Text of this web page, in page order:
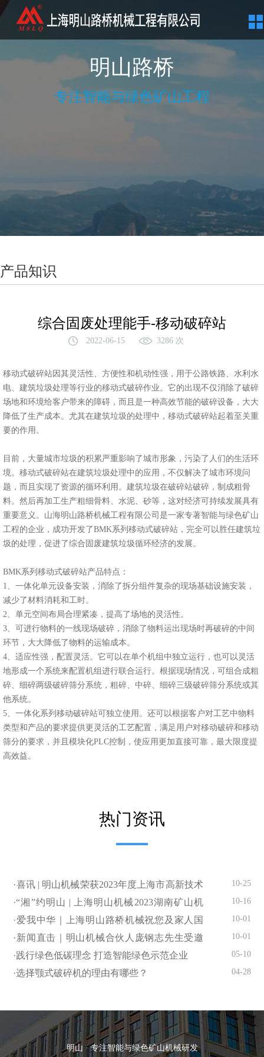
明山路桥
专注智能与绿色矿山工程
产品知识
综合固废处理能手-移动破碎站
2022-06-15 3286 次
移动式破碎站因其灵活性、方便性和机动性强，用于公路铁路、水利水
电、建筑垃圾处理等行业的移动式破碎作业。它的出现不仅消除了破碎
场地和环境给客户带来的障碍，而且是一种高效节能的破碎设备，大大
降低了生产成本。尤其在建筑垃圾的处理中，移动式破碎站起着至关重
要的作用。
目前，大量城市垃圾的积累严重影响了城市形象，污染了人们的生活环
境。移动式破碎站在建筑垃圾处理中的应用，不仅解决了城市环境问
题，而且实现了资源的循环利用。建筑垃圾在破碎站破碎，制成粗骨
料。然后再加工生产粗细骨料、水泥、砂等，这对经济可持续发展具有
重要意义。山海明山路桥机械工程有限公司是一家专著智能与绿色矿山
工程的企业，成功开发了BMK系列移动式破碎站，完全可以胜任建筑垃
圾的处理，促进了综合固废建筑垃圾循环经济的发展。
BMK系列移动式破碎站产品特点：
1、一体化单元设备安装，消除了拆分组件复杂的现场基础设施安装，
减少了材料消耗和工时。
2、单元空间布局合理紧凑，提高了场地的灵活性。
3、可进行物料的一线现场破碎，消除了物料运出现场时再破碎的中间
环节，大大降低了物料的运输成本。
4、适应性强，配置灵活。它可以在单个机组中独立运行，也可以灵活
地形成一个系统来配置机组进行联合运行。根据现场情况，可组合成粗
碎、细碎两级破碎筛分系统，粗碎、中碎、细碎三级破碎筛分系统或其
他系统。
5、一体化系列移动破碎站可独立使用。还可以根据客户对工艺中物料
类型和产品的要求提供更灵活的工艺配置，满足用户对移动破碎和移动
筛分的要求，并且模块化PLC控制，使应用更加直接可靠，最大限度提
高效益。
热门资讯
·喜讯 | 明山机械荣获2023年度上海市高新技术
企业认定
10-25
·“湘”约明山 | 上海明山机械2023湖南矿山机
械、砂石尾矿展闪亮登场
10-16
·爱我中华｜上海明山路桥机械祝您及家人国
庆快乐
10-01
·新闻直击｜明山机械合伙人庞钢志先生受邀
参加国庆招待会
10-01
·践行绿色低碳理念 打造智能绿色示范企业 05-10
·选择颚式破碎机的理由有哪些？ 04-28
明山 · 专注智能与绿色矿山机械研发